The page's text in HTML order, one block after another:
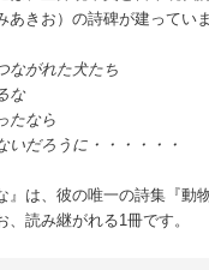
きお）の詩碑が建っていま
ながれた犬たち
な
たなら
いだろうに・・・・・・
』は、彼の唯一の詩集『動
読み継がれる1冊です。